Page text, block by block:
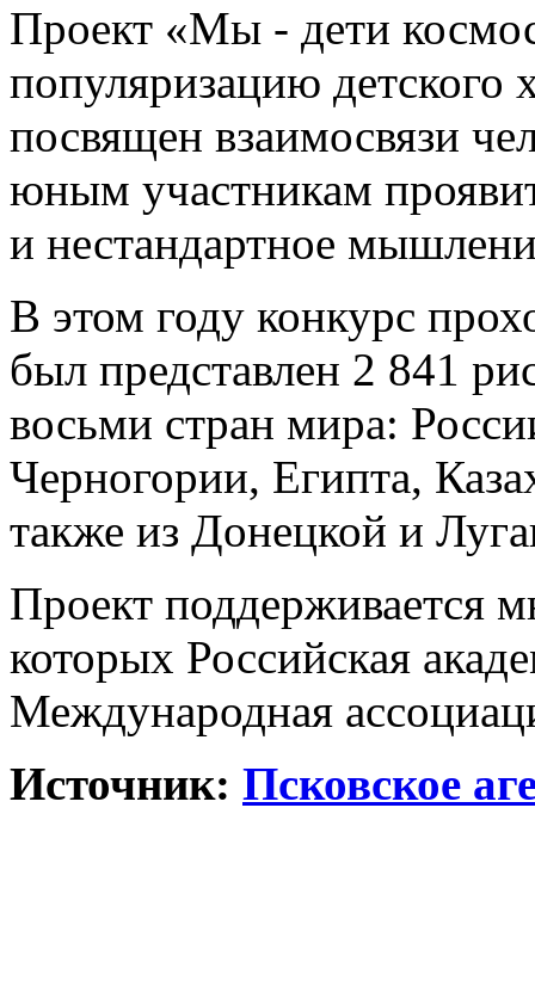
Проект «Мы - дети
популяризацию детского
посвящен взаимосвязи
юным участникам
и нестандартное
В этом году конкурс
был представлен 2 841
восьми стран мира:
Черногории, Египта,
также из Донецкой и
Проект поддерживается
которых Российская
Международная
Источник: Псковское